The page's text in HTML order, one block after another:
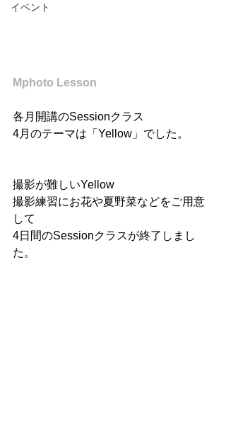
イベント
Mphoto Lesson
各月開講のSessionクラス
4月のテーマは「Yellow」でした。
撮影が難しいYellow
撮影練習にお花や夏野菜などをご用意
して
4日間のSessionクラスが終了しまし
た。